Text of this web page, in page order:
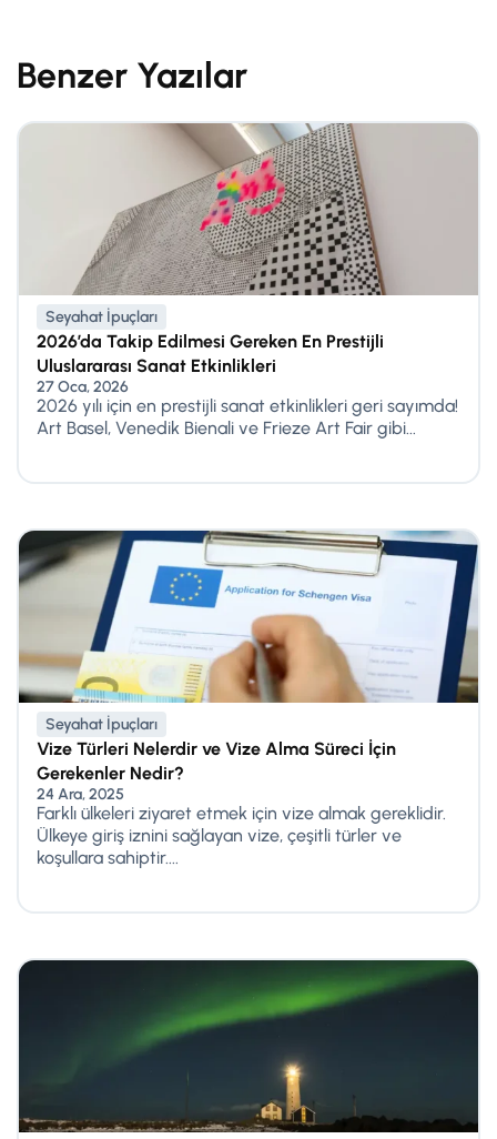
Benzer Yazılar
Seyahat İpuçları
2026’da Takip Edilmesi Gereken En Prestijli
Uluslararası Sanat Etkinlikleri
27 Oca, 2026
2026 yılı için en prestijli sanat etkinlikleri geri sayımda!
Art Basel, Venedik Bienali ve Frieze Art Fair gibi...
Seyahat İpuçları
Vize Türleri Nelerdir ve Vize Alma Süreci İçin
Gerekenler Nedir?
24 Ara, 2025
Farklı ülkeleri ziyaret etmek için vize almak gereklidir.
Ülkeye giriş iznini sağlayan vize, çeşitli türler ve
koşullara sahiptir....